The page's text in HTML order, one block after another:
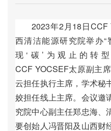
2023年2月18日CCF
西清洁能源研究院举办“
现 ‘ 碳 ’ 为观 止 的转
CCF YOCSEF太原副主席
云担任执行主席 ， 学术秘
姣担任线上主席。 会议邀
究院中心副主任郑忠海、
要创始人冯晋阳及 山西财